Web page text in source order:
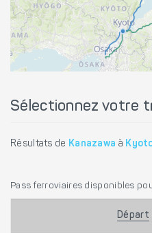
Sélectionnez votre
Résultats de Kanazawa à
Pass ferroviaires disponibles
Départ